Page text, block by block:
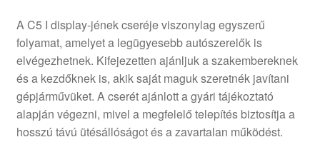
A C5 I display-jének cseréje viszonylag egyszerű
folyamat, amelyet a legügyesebb autószerelők is
elvégezhetnek. Kifejezetten ajánljuk a szakembereknek
és a kezdőknek is, akik saját maguk szeretnék javítani
gépjárművüket. A cserét ajánlott a gyári tájékoztató
alapján végezni, mivel a megfelelő telepítés biztosítja a
hosszú távú ütésállóságot és a zavartalan működést.